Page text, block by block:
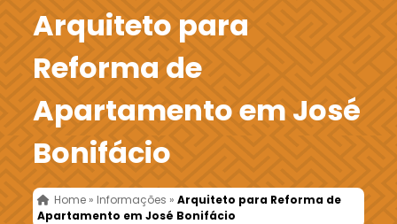
Arquiteto para
Reforma de
Apartamento em José
Bonifácio
Home » Informações »Arquiteto para Reforma de
Apartamento em José Bonifácio